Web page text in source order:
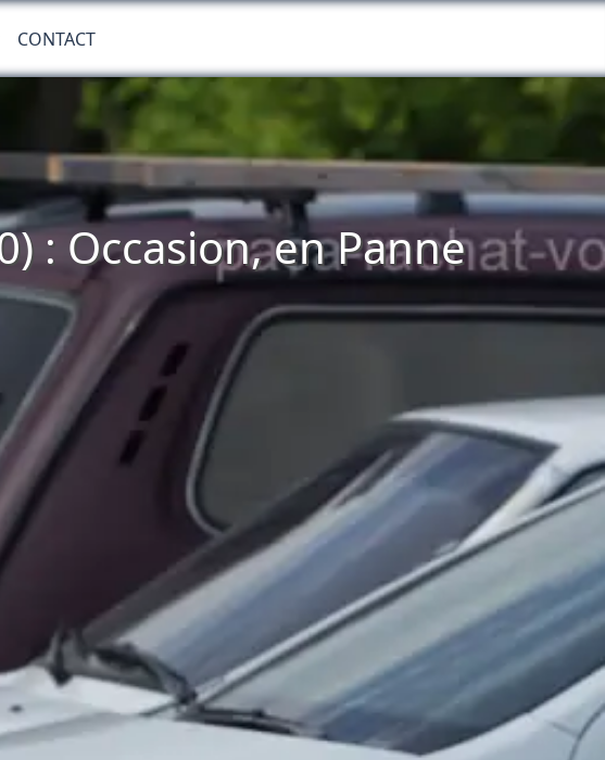
CONTACT
: Occasion, en Panne